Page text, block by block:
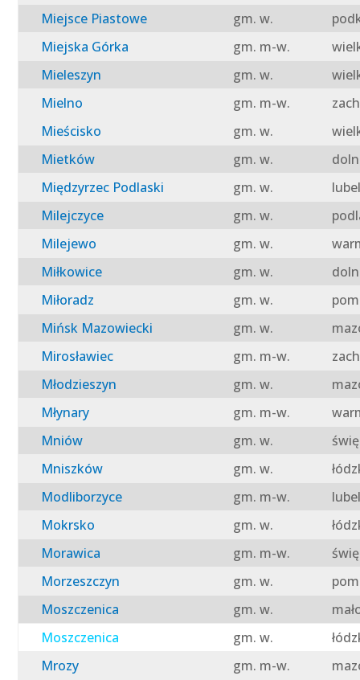
Miejsce Piastowe
gm. w.
Miejska Górka
gm. m-w.
Mieleszyn
gm. w.
Mielno
gm. m-w.
Mieścisko
gm. w.
Mietków
gm. w.
Międzyrzec Podlaski
gm. w.
Milejczyce
gm. w.
Milejewo
gm. w.
Miłkowice
gm. w.
Miłoradz
gm. w.
Mińsk Mazowiecki
gm. w.
Mirosławiec
gm. m-w.
Młodzieszyn
gm. w.
Młynary
gm. m-w.
Mniów
gm. w.
Mniszków
gm. w.
Modliborzyce
gm. m-w.
Mokrsko
gm. w.
Morawica
gm. m-w.
Morzeszczyn
gm. w.
Moszczenica
gm. w.
Moszczenica
gm. w.
Mrozy
gm. m-w.